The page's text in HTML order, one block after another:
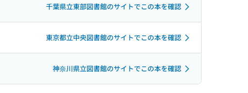
千葉県立東部図書館のサイトでこの本を確認
東京都立中央図書館のサイトでこの本を確認
神奈川県立図書館のサイトでこの本を確認